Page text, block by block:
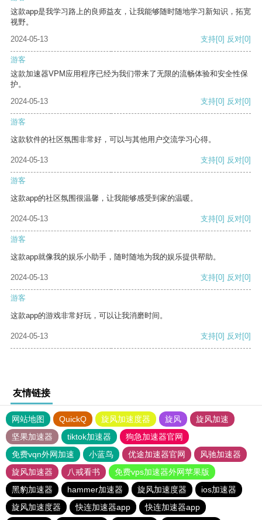
这款app是我学习路上的良师益友，让我能够随时随地学习新知识，拓宽
视野。
2024-05-13
支持[0] 反对[0]
游客
这款加速器VPM应用程序已经为我们带来了无限的流畅体验和安全性保
护。
2024-05-13
支持[0] 反对[0]
游客
这款软件的社区氛围非常好，可以与其他用户交流学习心得。
2024-05-13 支持[0] 反对[0]
游客
这款app的社区氛围很温馨，让我能够感受到家的温暖。
2024-05-13 支持[0] 反对[0]
游客
这款app就像我的娱乐小助手，随时随地为我的娱乐提供帮助。
2024-05-13 支持[0] 反对[0]
游客
这款app的游戏非常好玩，可以让我消磨时间。
2024-05-13 支持[0] 反对[0]
友情链接
网站地图 QuickQ 旋风加速度器 旋风
旋风加速
坚果加速器
tiktok加速器
狗急加速器官网
免费vqn外网加速
小蓝鸟 优途加速器官网
风驰加速器
旋风加速器
八戒看书
免费vps加速器外网苹果版
黑豹加速器
hammer加速器 旋风加速度器
ios加速器
旋风加速度器
快连加速器app 快连加速器app